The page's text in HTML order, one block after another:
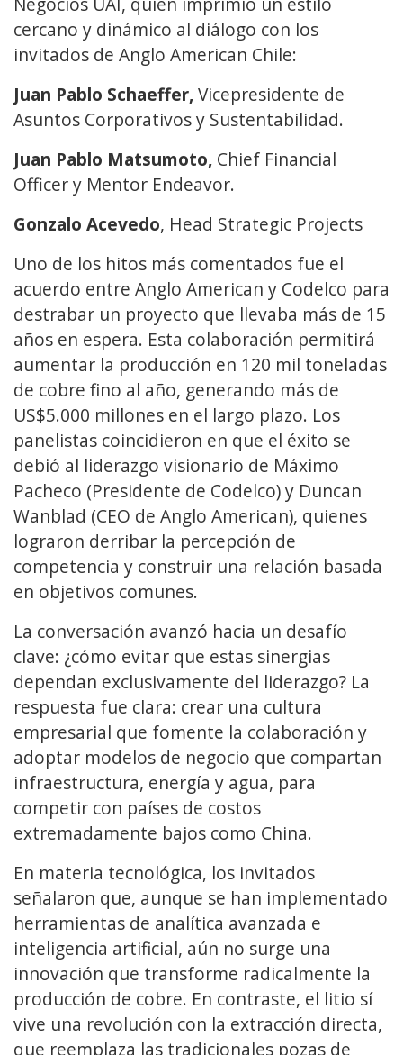
cercano y dinámico al diálogo con los
invitados de Anglo American Chile:
Juan Pablo Schaeffer,Vicepresidente de
Asuntos Corporativos y Sustentabilidad.
Juan Pablo Matsumoto, Chief Financial
Officer y Mentor Endeavor.
Gonzalo Acevedo, Head Strategic Projects
Uno de los hitos más comentados fue el
acuerdo entre Anglo American y Codelco para
destrabar un proyecto que llevaba más de 15
años en espera. Esta colaboración permitirá
aumentar la producción en 120 mil toneladas
de cobre fino al año, generando más de
US$5.000 millones en el largo plazo. Los
panelistas coincidieron en que el éxito se
debió al liderazgo visionario de Máximo
Pacheco (Presidente de Codelco) y Duncan
Wanblad (CEO de Anglo American), quienes
lograron derribar la percepción de
competencia y construir una relación basada
en objetivos comunes.
La conversación avanzó hacia un desafío
clave: ¿cómo evitar que estas sinergias
dependan exclusivamente del liderazgo? La
respuesta fue clara: crear una cultura
empresarial que fomente la colaboración y
adoptar modelos de negocio que compartan
infraestructura, energía y agua, para
competir con países de costos
extremadamente bajos como China.
En materia tecnológica, los invitados
señalaron que, aunque se han implementado
herramientas de analítica avanzada e
inteligencia artificial, aún no surge una
innovación que transforme radicalmente la
producción de cobre. En contraste, el litio sí
vive una revolución con la extracción directa,
que reemplaza las tradicionales pozas de